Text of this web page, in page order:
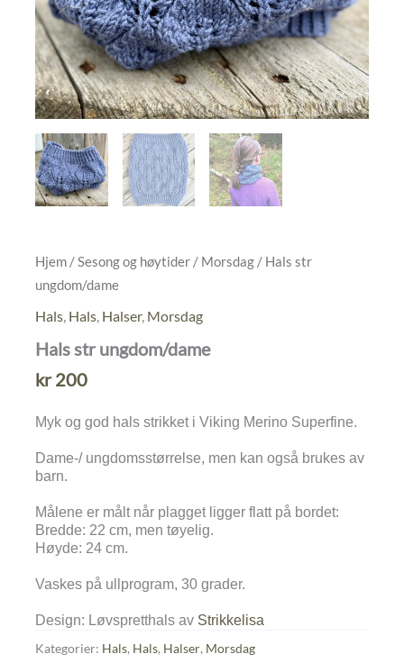
Hjem / Sesong og høytider / Morsdag / Hals str
ungdom/dame
Hals, Hals, Halser, Morsdag
Hals str ungdom/dame
kr200
Myk og god hals strikket i Viking Merino Superfine.
Dame-/ ungdomsstørrelse, men kan også brukes av
barn.
Målene er målt når plagget ligger flatt på bordet:
Bredde: 22 cm, men tøyelig.
Høyde: 24 cm.
Vaskes på ullprogram, 30 grader.
Design: Løvspretthals av Strikkelisa
Kategorier: Hals, Hals, Halser, Morsdag